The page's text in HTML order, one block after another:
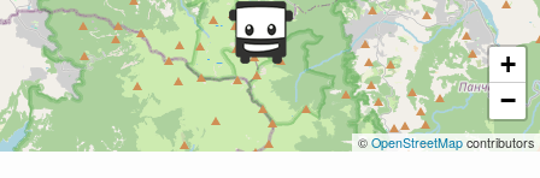
+
−
© OpenStreetMap contributors